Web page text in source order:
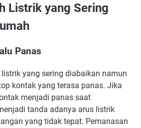
Listrik yang Sering
Panas
yang sering diabaikan namun
kontak yang terasa panas. Jika
menjadi panas saat
tanda adanya arus listrik
yang tidak tepat. Pemanasan